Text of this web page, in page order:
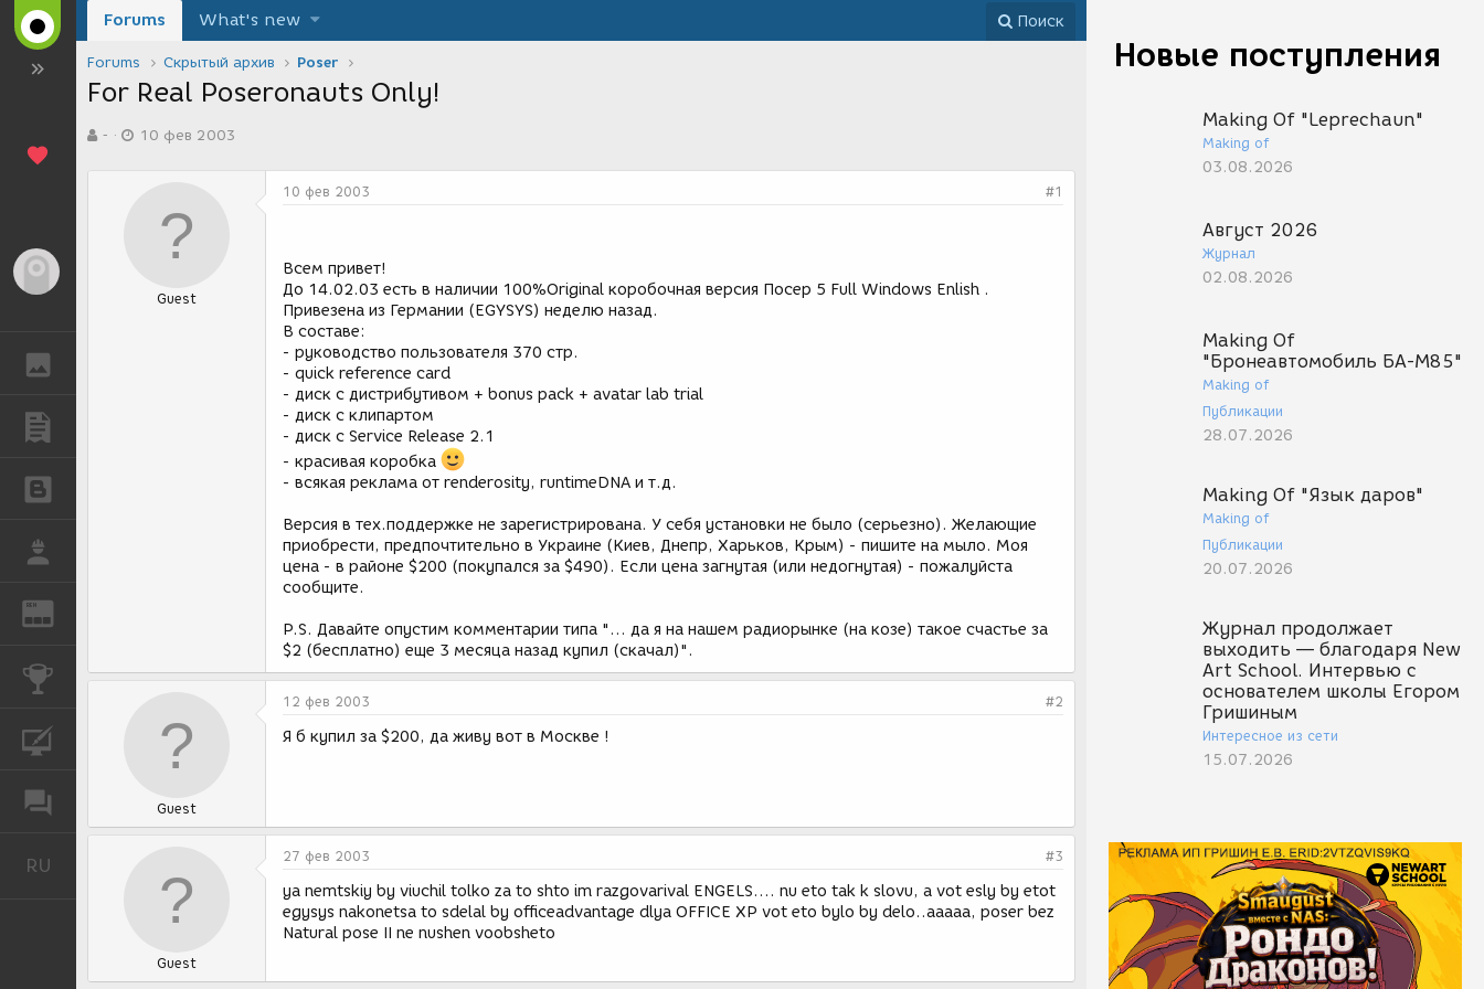
REN
КОНКУРСЫ
RU
Новые поступления
Making Of "Leprechaun"
Making of
03.08.2026
Август 2026
Журнал
02.08.2026
Making Of
"Бронеавтомобиль БА-М85"
Making of
Публикации
28.07.2026
Making Of "Язык даров"
Making of
Публикации
20.07.2026
Журнал продолжает
выходить — благодаря New
Art School. Интервью с
основателем школы Егором
Гришиным
Интересное из сети
15.07.2026
Forums What's new Поиск
Forums Скрытый архив Poser
For Real Poseronauts Only!
в-
а
10 фев 2003
Guest
10 фев 2003 #1
Всем привет!
До 14.02.03 есть в наличии 100%Original коробочная версия Посер 5 Full Windows Enlish .
Привезена из Германии (EGYSYS) неделю назад.
В составе:
- руководство пользователя 370 стр.
- quick reference card
- диск с дистрибутивом + bonus pack + avatar lab trial
- диск с клипартом
- диск с Service Release 2.1
- красивая коробка
- всякая реклама от renderosity, runtimeDNA и т.д.
Версия в тех.поддержке не зарегистрирована. У себя установки не было (серьезно). Желающие
приобрести, предпочтительно в Украине (Киев, Днепр, Харьков, Крым) - пишите на мыло. Моя
цена - в районе $200 (покупался за $490). Если цена загнутая (или недогнутая) - пожалуйста
сообщите.
P.S. Давайте опустим комментарии типа "... да я на нашем радиорынке (на козе) такое счастье за
$2 (бесплатно) еще 3 месяца назад купил (скачал)".
Guest
12 фев 2003 #2
Я б купил за $200, да живу вот в Москве !
Guest
27 фев 2003 #3
ya nemtskiy by viuchil tolko za to shto im razgovarival ENGELS.... nu eto tak k slovu, a vot esly by etot
egysys nakonetsa to sdelal by officeadvantage dlya OFFICE XP vot eto bylo by delo..aaaaa, poser bez
Natural pose II ne nushen voobsheto